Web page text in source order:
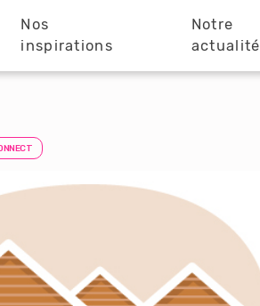
Nos
inspirations
Notre
actualité